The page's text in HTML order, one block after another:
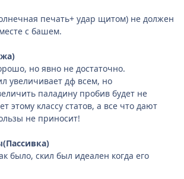
печать+ удар щитом) не должен
с башем.
но явно не достаточно.
увеличивает дф всем, но
паладину пробив будет не
этому классу статов, а все что дают
не приносит!
было, скил был идеален когда его